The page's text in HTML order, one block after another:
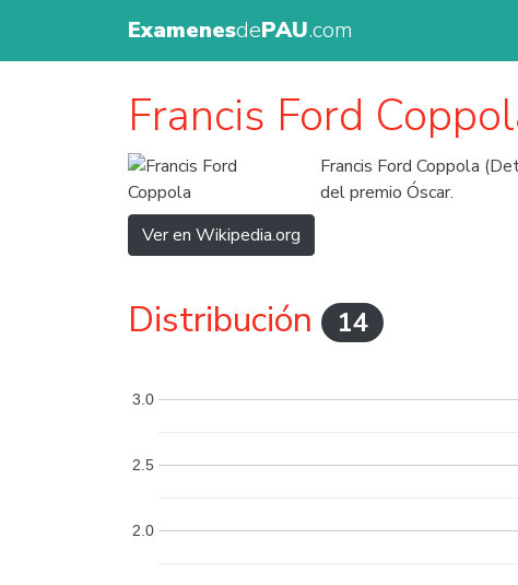
ExamenesdePAU.com
Francis Ford
Francis Ford Coppola
del premio Óscar.
Ver en Wikipedia.org
Distribución 14
2.0
2.5
3.0